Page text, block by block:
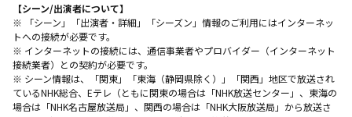
【シーン/出演者について】
※ 「シーン」「出演者・詳細」「シーズン」情報のご利用にはインターネッ
トへの接続が必要です。
※ インターネットの接続には、通信事業者やプロバイダー（インターネット
接続業者）との契約が必要です。
※ シーン情報は、「関東」「東海（静岡県除く）」「関西」地区で放送され
ているNHK総合、Eテレ（ともに関東の場合は「NHK放送センター」、東海の
場合は「NHK名古屋放送局」、関西の場合は「NHK大阪放送局」から放送さ